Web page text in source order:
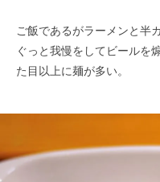
ご飯であるがラーメンと半
ぐっと我慢をしてビールを
た目以上に麺が多い。